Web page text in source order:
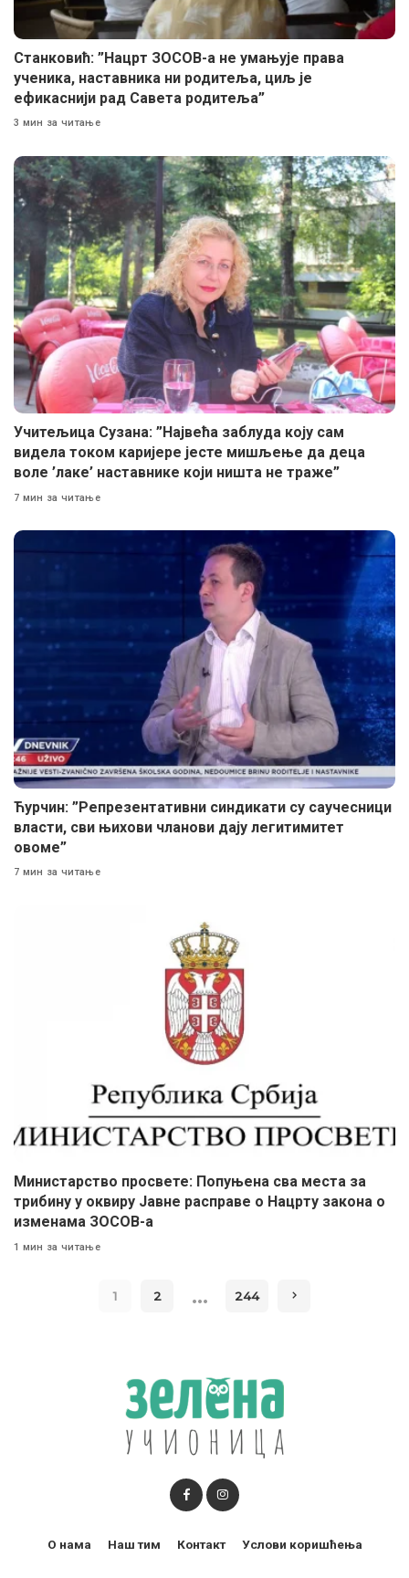
Станковић: ”Нацрт ЗОСОВ-а не умањује права
ученика, наставника ни родитеља, циљ је
ефикаснији рад Савета родитеља”
3 мин за читање
Учитељица Сузана: ”Највећа заблуда коју сам
видела током каријере јесте мишљење да деца
воле ’лаке’ наставнике који ништа не траже”
7 мин за читање
Ћурчин: ”Репрезентативни синдикати су саучесници
власти, сви њихови чланови дају легитимитет
овоме”
7 мин за читање
Министарство просвете: Попуњена сва места за
трибину у оквиру Јавне расправе о Нацрту закона о
изменама ЗОСОВ-а
1 мин за читање
1 2 … 244
О нама Наш тим Контакт Услови коришћења